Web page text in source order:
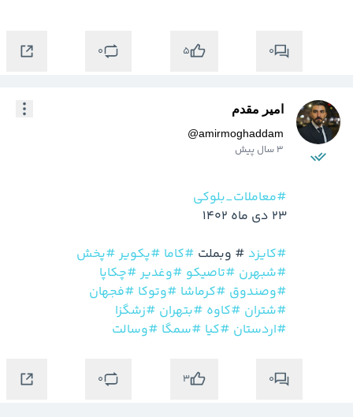
0
5
0
امیر مقدم
@amirmoghaddam
3 سال پیش
#معاملات_بلوکی
#کایزد # وبملت #کاما #پکویر #پخش
#شبهرن #تاصیکو #وغدیر #چکاپا
#وصندوق #کرماشا #وتوکا #فجهان
#شتران #کاوه #بتهران #زشگزا
#اردستان #کیا #سمگا #وسالت
0
3
0